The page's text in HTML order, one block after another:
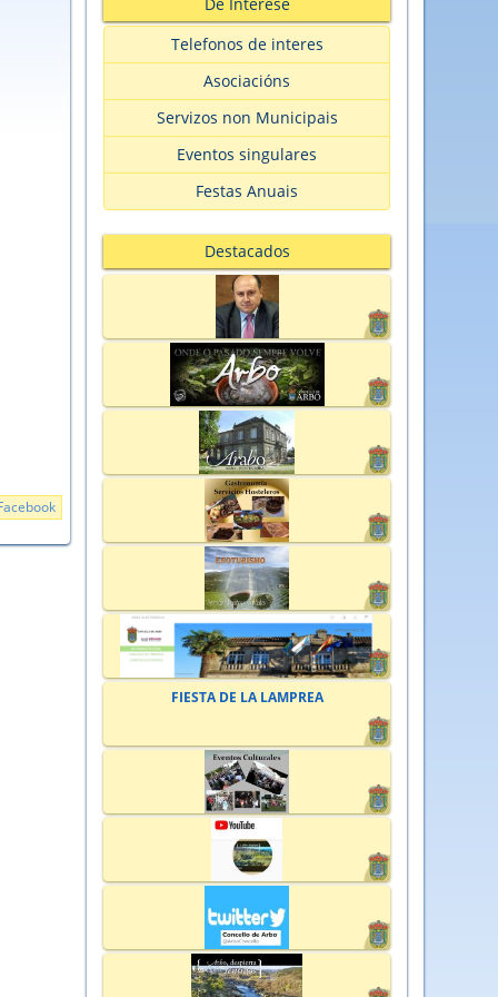
Telefonos de interes
Asociacións
Servizos non Municipais
Eventos singulares
Festas Anuais
Destacados
FIESTA DE LA LAMPREA